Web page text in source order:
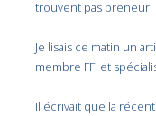
trouvent pas preneur.
Je lisais ce matin un
membre FFI et
Il écrivait que la